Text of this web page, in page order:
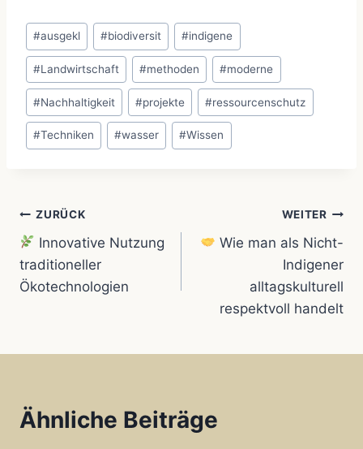
c
e
b
o
k
a
t
s
A
a
i t
e e
Schlagworte:
#ausgekl #biodiversit #indigene
#Landwirtschaft #methoden #moderne
#Nachhaltigkeit #projekte #ressourcenschutz
#Techniken #wasser #Wissen
Beitragsnavigation
ZURÜCK
Innovative Nutzung
traditioneller
Ökotechnologien
WEITER
Wie man als Nicht-
Indigener
alltagskulturell
respektvoll handelt
Ähnliche Beiträge